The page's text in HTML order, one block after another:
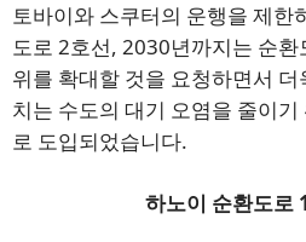
토바이와 스쿠터의 운행을 제
도로 2호선, 2030년까지는 순환
위를 확대할 것을 요청하면서
치는 수도의 대기 오염을 줄이
로 도입되었습니다.
하노이 순환도로